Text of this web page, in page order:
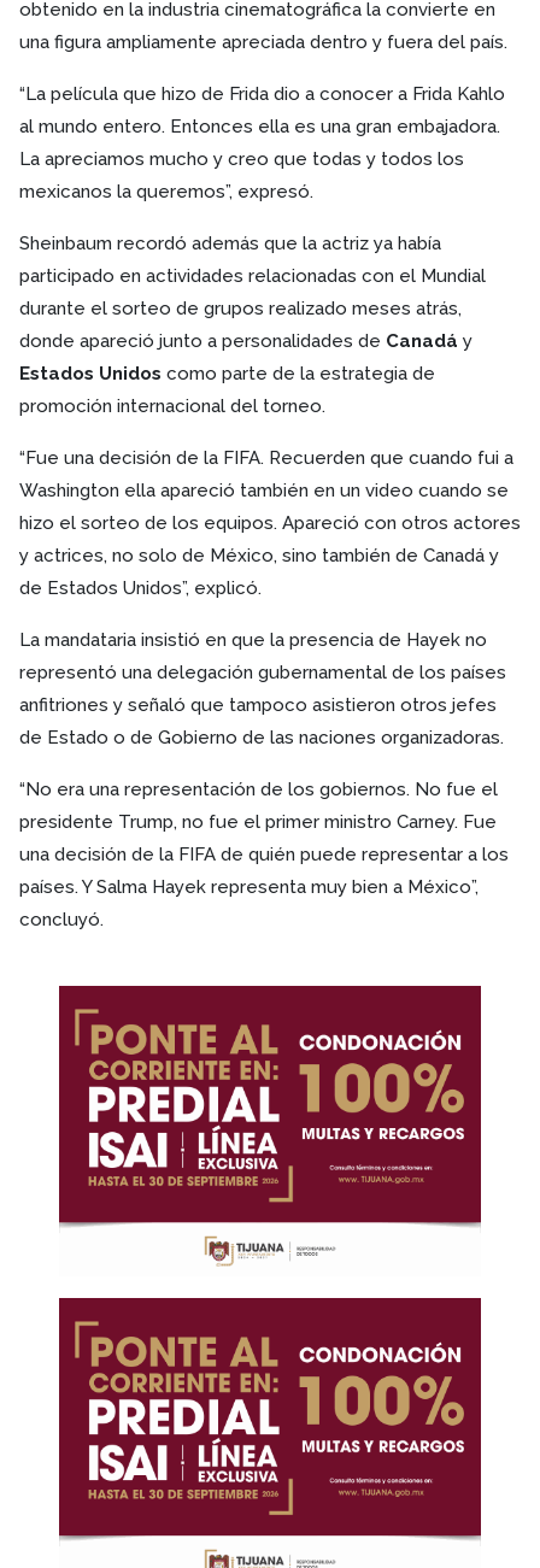
obtenido en la industria cinematográfica la convierte en
una figura ampliamente apreciada dentro y fuera del país.
“La película que hizo de Frida dio a conocer a Frida Kahlo
al mundo entero. Entonces ella es una gran embajadora.
La apreciamos mucho y creo que todas y todos los
mexicanos la queremos”, expresó.
Sheinbaum recordó además que la actriz ya había
participado en actividades relacionadas con el Mundial
durante el sorteo de grupos realizado meses atrás,
donde apareció junto a personalidades de Canadá y
Estados Unidos como parte de la estrategia de
promoción internacional del torneo.
“Fue una decisión de la FIFA. Recuerden que cuando fui a
Washington ella apareció también en un video cuando se
hizo el sorteo de los equipos. Apareció con otros actores
y actrices, no solo de México, sino también de Canadá y
de Estados Unidos”, explicó.
La mandataria insistió en que la presencia de Hayek no
representó una delegación gubernamental de los países
anfitriones y señaló que tampoco asistieron otros jefes
de Estado o de Gobierno de las naciones organizadoras.
“No era una representación de los gobiernos. No fue el
presidente Trump, no fue el primer ministro Carney. Fue
una decisión de la FIFA de quién puede representar a los
países. Y Salma Hayek representa muy bien a México”,
concluyó.